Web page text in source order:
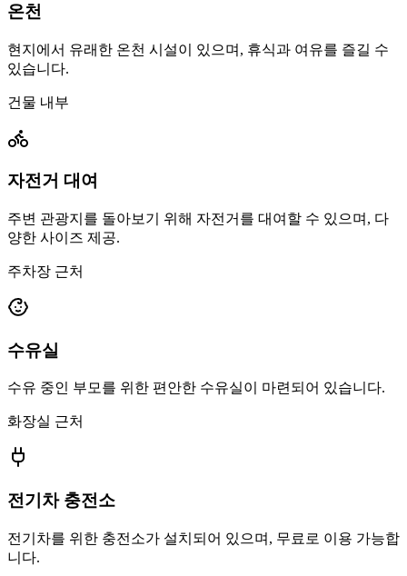
온천
현지에서 유래한 온천 시설이 있으며, 휴식과 여유를 즐길 수
있습니다.
건물 내부
자전거 대여
주변 관광지를 돌아보기 위해 자전거를 대여할 수 있으며, 다
양한 사이즈 제공.
주차장 근처
수유실
수유 중인 부모를 위한 편안한 수유실이 마련되어 있습니다.
화장실 근처
전기차 충전소
전기차를 위한 충전소가 설치되어 있으며, 무료로 이용 가능합
니다.